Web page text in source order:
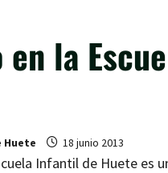
en la
Huete 18 junio 2013
Infantil de Huete es